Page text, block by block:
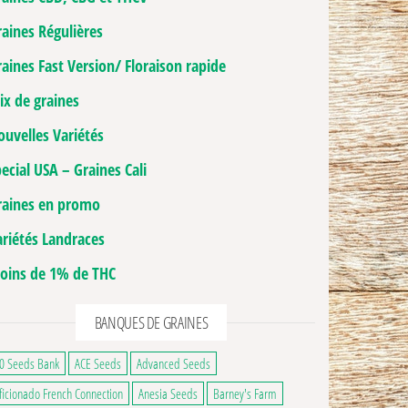
sur la page du produit
variations. Les options peuvent être choisies sur la page du produit
Régulières
Fast Version/ Floraison rapide
de graines
Variétés
USA – Graines Cali
en promo
Landraces
de 1% de THC
BANQUES DE GRAINES
Seeds Bank ACE Seeds
Advanced Seeds
French Connection
Anesia Seeds
Barney's Farm